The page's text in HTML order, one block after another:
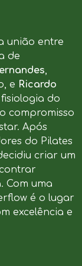
união entre
de
,
e Ricardo
do
compromisso
Após
do Pilates
criar um
Com uma
é o lugar
excelência e